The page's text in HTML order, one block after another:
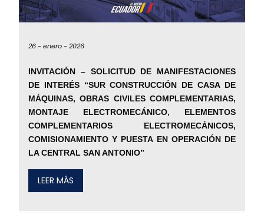
26 -enero -2026
INVITACIÓN – SOLICITUD DE MANIFESTACIONES
DE INTERÉS “SUR CONSTRUCCIÓN DE CASA DE
MÁQUINAS, OBRAS CIVILES COMPLEMENTARIAS,
MONTAJE ELECTROMECÁNICO, ELEMENTOS
COMPLEMENTARIOS ELECTROMECÁNICOS,
COMISIONAMIENTO Y PUESTA EN OPERACIÓN DE
LA CENTRAL SAN ANTONIO”
LEER MÁS